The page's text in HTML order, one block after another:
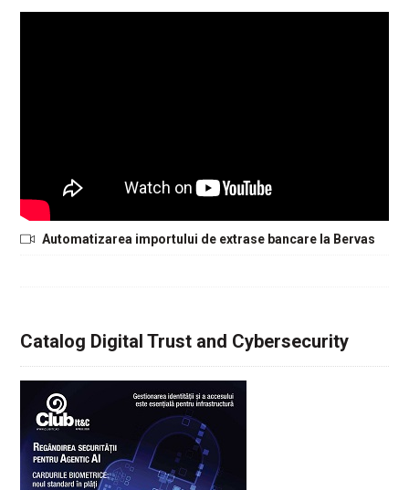
Automatizarea importului de extrase bancare la Bervas
Catalog Digital Trust and Cybersecurity